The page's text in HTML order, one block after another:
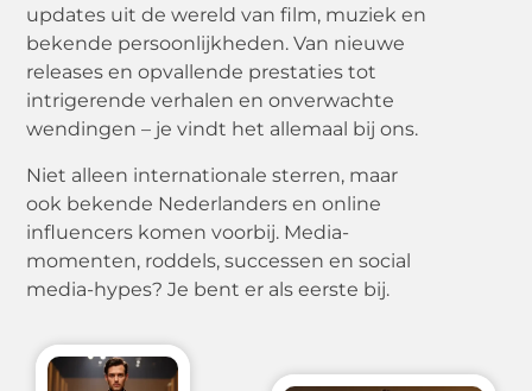
updates uit de wereld van film, muziek en
bekende persoonlijkheden. Van nieuwe
releases en opvallende prestaties tot
intrigerende verhalen en onverwachte
wendingen – je vindt het allemaal bij ons.
Niet alleen internationale sterren, maar
ook bekende Nederlanders en online
influencers komen voorbij. Media-
momenten, roddels, successen en social
media-hypes? Je bent er als eerste bij.